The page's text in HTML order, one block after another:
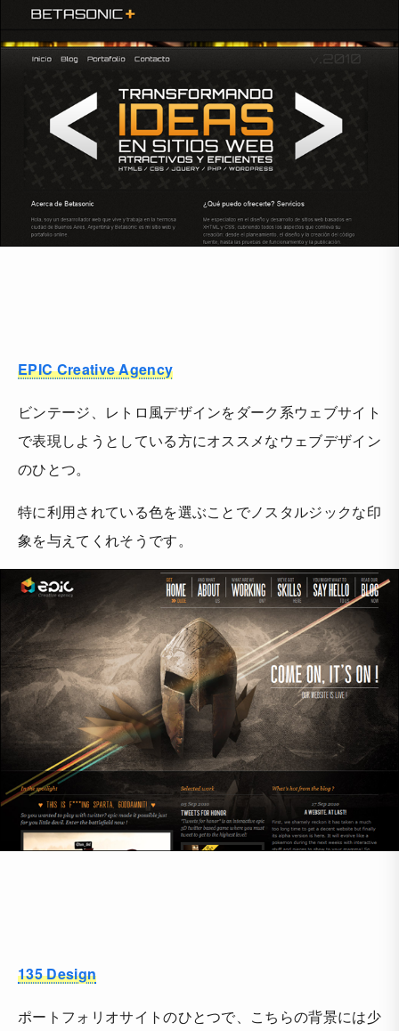
EPIC Creative Agency
ビンテージ、レトロ風デザインをダーク系ウェブサイト
で表現しようとしている方にオススメなウェブデザイン
のひとつ。
特に利用されている色を選ぶことでノスタルジックな印
象を与えてくれそうです。
135 Design
ポートフォリオサイトのひとつで、こちらの背景には少